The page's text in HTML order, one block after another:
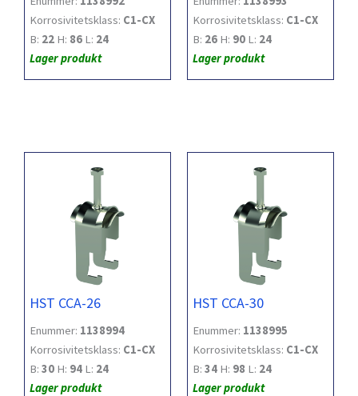
Korrosivitetsklass: C1-CX
B: 22 H: 86 L: 24
Lager produkt
Korrosivitetsklass: C1-CX
B: 26 H: 90 L: 24
Lager produkt
HST CCA-26
Enummer: 1138994
Korrosivitetsklass: C1-CX
B: 30 H: 94 L: 24
Lager produkt
HST CCA-30
Enummer: 1138995
Korrosivitetsklass: C1-CX
B: 34 H: 98 L: 24
Lager produkt